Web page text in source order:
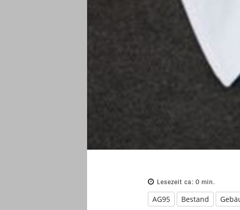
Lesezeit ca: 0 min.
AG95 Bestand